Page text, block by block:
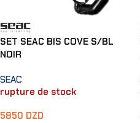
SET SEAC BIS COVE S/BL
NOIR
SEAC
rupture de stock
5850 DZD